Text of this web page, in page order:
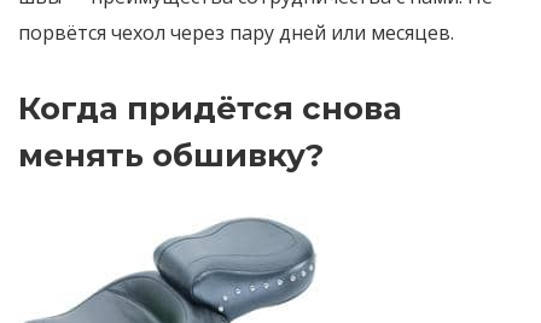
порвётся чехол через пару дней или месяцев.
Когда придётся снова
менять обшивку?